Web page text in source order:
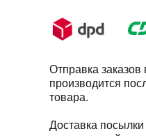
Отправка заказов
производится
товара.
Доставка